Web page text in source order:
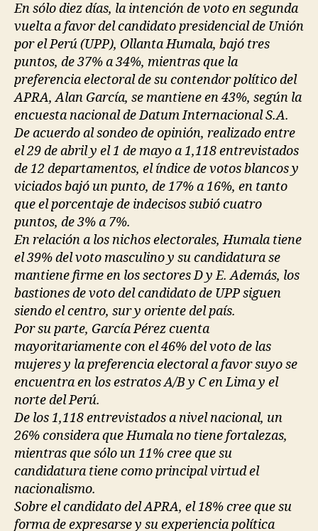
En sólo diez días, la intención de voto en segunda
vuelta a favor del candidato presidencial de Unión
por el Perú (UPP), Ollanta Humala, bajó tres
puntos, de 37% a 34%, mientras que la
preferencia electoral de su contendor político del
APRA, Alan García, se mantiene en 43%, según la
encuesta nacional de Datum Internacional S.A.
De acuerdo al sondeo de opinión, realizado entre
el 29 de abril y el 1 de mayo a 1,118 entrevistados
de 12 departamentos, el índice de votos blancos y
viciados bajó un punto, de 17% a 16%, en tanto
que el porcentaje de indecisos subió cuatro
puntos, de 3% a 7%.
En relación a los nichos electorales, Humala tiene
el 39% del voto masculino y su candidatura se
mantiene firme en los sectores D y E. Además, los
bastiones de voto del candidato de UPP siguen
siendo el centro, sur y oriente del país.
Por su parte, García Pérez cuenta
mayoritariamente con el 46% del voto de las
mujeres y la preferencia electoral a favor suyo se
encuentra en los estratos A/B y C en Lima y el
norte del Perú.
De los 1,118 entrevistados a nivel nacional, un
26% considera que Humala no tiene fortalezas,
mientras que sólo un 11% cree que su
candidatura tiene como principal virtud el
nacionalismo.
Sobre el candidato del APRA, el 18% cree que su
forma de expresarse y su experiencia política